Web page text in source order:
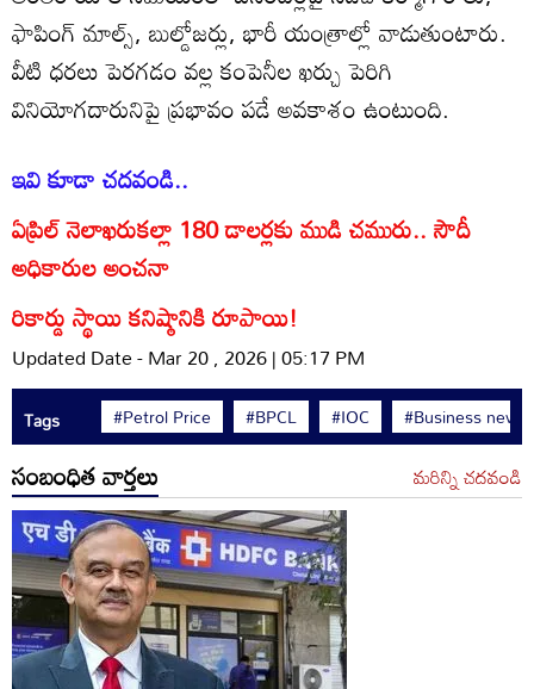
ఫాపింగ్ మాల్స్‌‌, బుల్డోజర్లు, భారీ యంత్రాల్లో వాడుతుంటారు.
వీటి ధరలు పెరగడం వల్ల కంపెనీల ఖర్చు పెరిగి
వినియోగదారునిపై ప్రభావం పడే అవకాశం ఉంటుంది.
ఇవి కూడా చదవండి..
ఏప్రిల్ నెలాఖరుకల్లా 180 డాలర్లకు ముడి చమురు.. సౌదీ
అధికారుల అంచనా
రికార్డు స్థాయి కనిష్ఠానికి రూపాయి!
Updated Date - Mar 20 , 2026 | 05:17 PM
Tags #Petrol Price #BPCL #IOC #Business news
సంబంధిత వార్తలు మరిన్ని చదవండి